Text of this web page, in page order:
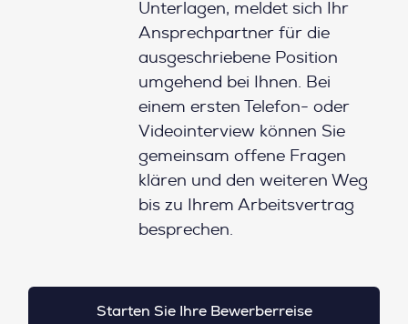
Unterlagen, meldet sich Ihr
Ansprechpartner für die
ausgeschriebene Position
umgehend bei Ihnen. Bei
einem ersten Telefon- oder
Videointerview können Sie
gemeinsam offene Fragen
klären und den weiteren Weg
bis zu Ihrem Arbeitsvertrag
besprechen.
Starten Sie Ihre Bewerberreise